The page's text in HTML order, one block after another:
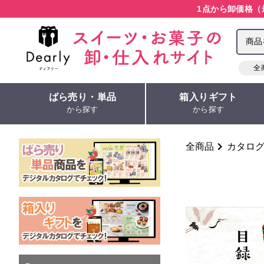
1点から卸価格
全
ばら売り・単品
から探す
箱入りギフト
から探す
全商品 カタロ